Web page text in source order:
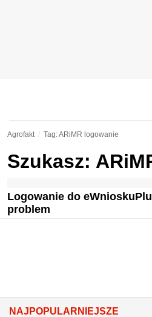
Agrofakt Tag: ARiMR logowanie
Szukasz:
Logowanie do
problem
NAJPOPULARNIEJSZE